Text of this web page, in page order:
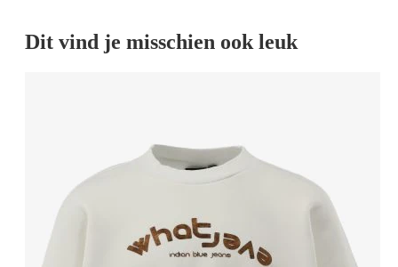
Dit vind je misschien ook leuk